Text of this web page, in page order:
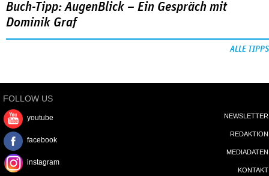
Buch-Tipp: AugenBlick – Ein Gespräch mit
Dominik Graf
ALLE TIPPS
FOLLOW US
youtube
facebook
instagram
NEWSLETTER
REDAKTION
MEDIADATEN
KONTAKT